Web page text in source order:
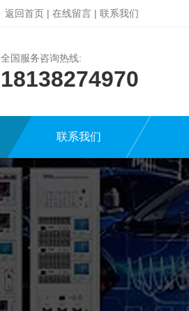
返回首页 | 在线留言 | 联系我们
全国服务咨询热线:
18138274970
联系我们